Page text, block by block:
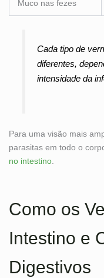
Muco nas fezes
Cada tipo de
diferentes,
intensidade da
Para uma visão mais
parasitas em todo o
no intestino.
Como os
Intestino e
Digestivos